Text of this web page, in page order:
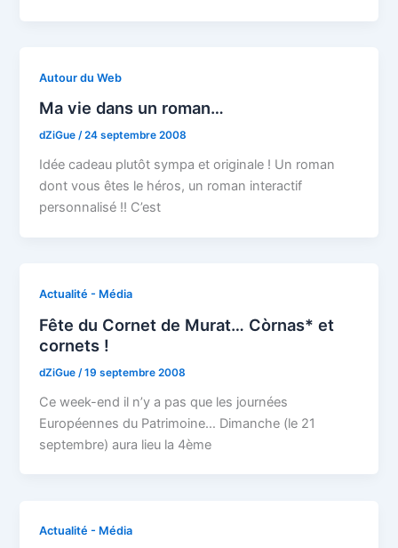
Autour du Web
Ma vie dans un roman…
dZiGue/24 septembre 2008
Idée cadeau plutôt sympa et originale ! Un roman
dont vous êtes le héros, un roman interactif
personnalisé !! C’est
Actualité - Média
Fête du Cornet de Murat… Còrnas* et
cornets !
dZiGue /19 septembre 2008
Ce week-end il n’y a pas que les journées
Européennes du Patrimoine… Dimanche (le 21
septembre) aura lieu la 4ème
Actualité - Média